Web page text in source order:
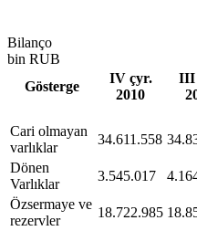
Bilanço
bin RUB
Gösterge
IV çyr.
2010
III
Сari olmayan
varlıklar
34.611.558
Dönen
Varlıklar
3.545.017
Özsermaye ve
rezervler
18.722.985